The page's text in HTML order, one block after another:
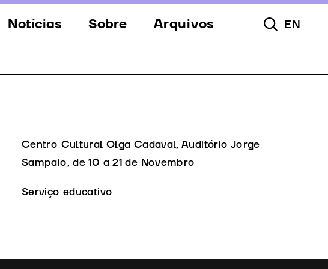
Notícias Sobre
Equipa
Downloads
Contactos
Arquivos Pesquisar
EN
Centro Cultural Olga Cadaval, Auditório Jorge
Sampaio, de 10 a 21 de Novembro
Serviço educativo